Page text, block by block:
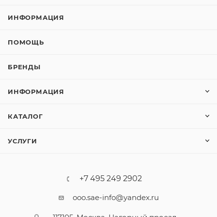
ИНФОРМАЦИЯ
ПОМОЩЬ
БРЕНДЫ
ИНФОРМАЦИЯ
КАТАЛОГ
УСЛУГИ
+7 495 249 2902
ooo.sae-info@yandex.ru